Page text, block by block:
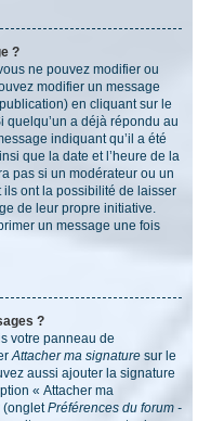
?
ne pouvez modifier ou
modifier un message
en cliquant sur le
a déjà répondu au
indiquant qu’il a été
que la date et l’heure de la
pas si un modérateur ou un
ont la possibilité de laisser
de leur propre initiative.
un message une fois
?
votre panneau de
Attacher ma signature sur le
aussi ajouter la signature
« Attacher ma
(ongletPréférences du forum -